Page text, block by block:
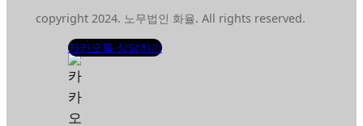
copyright 2024. 노무법인 화율. All rights reserved.
카카오톡 상담하기